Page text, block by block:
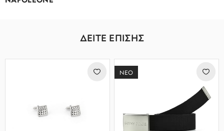
ΔΕΙΤΕ ΕΠΙΣΗΣ
ΝΕΟ